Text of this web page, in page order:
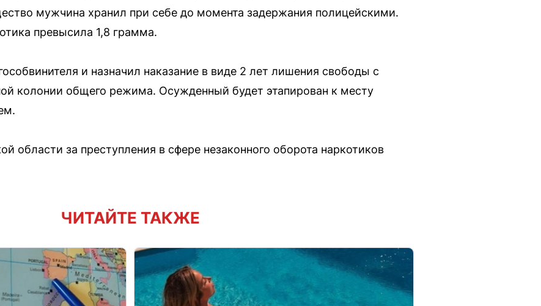
мужчина хранил при себе до момента задержания полицейскими.
превысила 1,8 грамма.
и назначил наказание в виде 2 лет лишения свободы с
колонии общего режима. Осужденный будет этапирован к месту
области за преступления в сфере незаконного оборота наркотиков
ЧИТАЙТЕ ТАКЖЕ